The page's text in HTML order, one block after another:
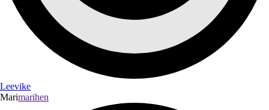
Leevike
Marimarihen